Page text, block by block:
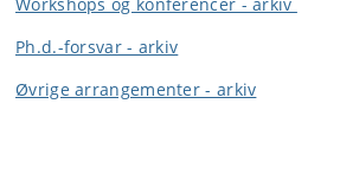
Ph.d.-forsvar - arkiv
Øvrige arrangementer - arkiv